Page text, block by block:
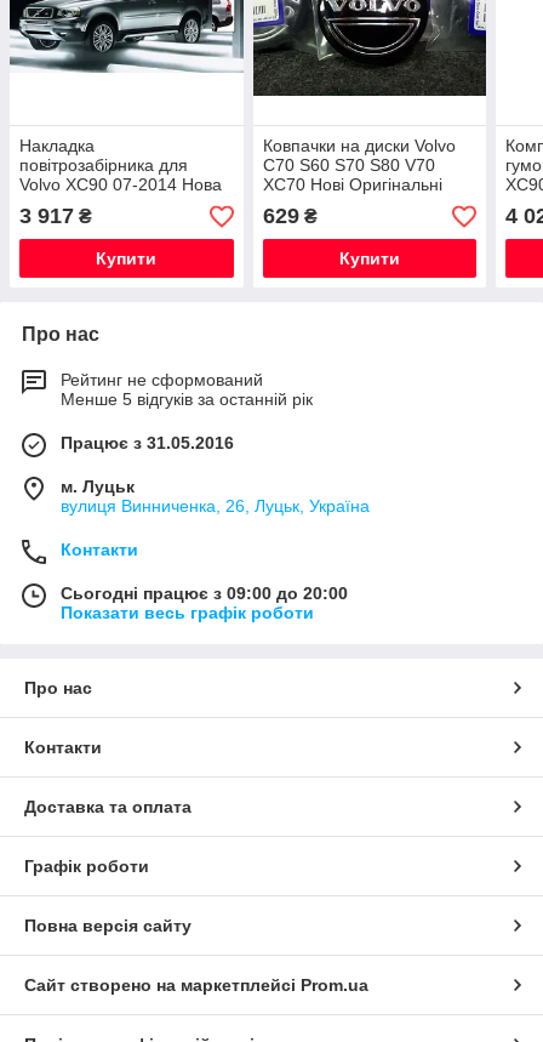
Накладка
повітрозабірника для
Volvo XC90 07-2014 Нова
Оригінальна
3 917 ₴
Купити
Ковпачки на диски Volvo
C70 S60 S70 S80 V70
XC70 Нові Оригінальні
629₴
Купити
4
Про нас
Рейтинг не сформований
Менше 5 відгуків за останній рік
Працює з 31.05.2016
м. Луцьк
вулиця Винниченка, 26, Луцьк, Україна
Контакти
Сьогодні працює з 09:00 до 20:00
Показати весь графік роботи
Про нас
Контакти
Доставка та оплата
Графік роботи
Повна версія сайту
Сайт створено на маркетплейсі Prom.ua